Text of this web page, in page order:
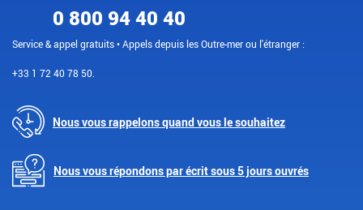
0 800 94 40 40
Service & appel gratuits • Appels depuis les Outre-mer ou l'étranger :
+33 1 72 40 78 50.
Nous vous rappelons quand vous le souhaitez
Nous vous répondons par écrit sous 5 jours ouvrés